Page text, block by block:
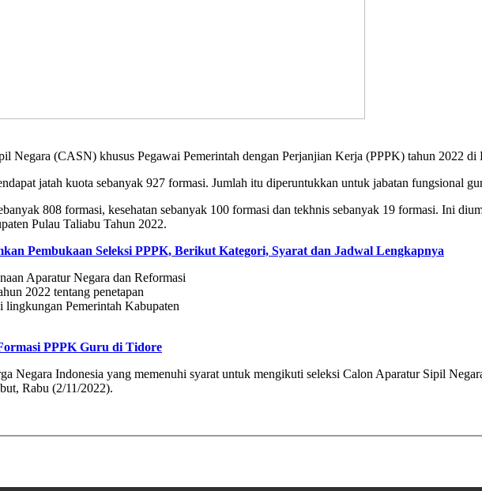
Negara (CASN) khusus Pegawai Pemerintah dengan Perjanjian Kerja (PPPK) tahun 2022
jatah kuota sebanyak 927 formasi. Jumlah itu diperuntukkan untuk jabatan fungsional
808 formasi, kesehatan sebanyak 100 formasi dan tekhnis sebanyak 19 formasi. Ini
Pulau Taliabu Tahun 2022.
Pembukaan Seleksi PPPK, Berikut Kategori, Syarat dan Jadwal Lengkapnya
Aparatur Negara dan Reformasi
2022 tentang penetapan
Pemerintah Kabupaten
PPPK Guru di Tidore
Negara Indonesia yang memenuhi syarat untuk mengikuti seleksi Calon Aparatur Sipil
Rabu (2/11/2022).